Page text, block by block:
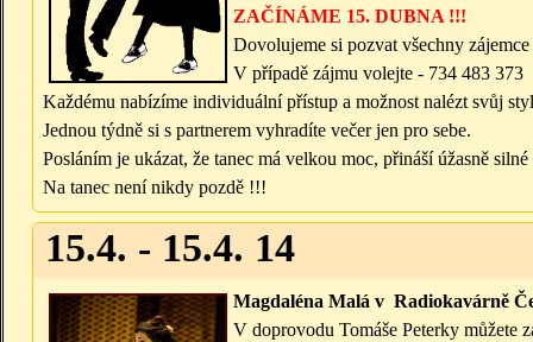
ZAČÍNÁME 15. DUBNA !!!
Dovolujeme si pozvat všechny
V případě zájmu volejte - 734 483 373
Každému nabízíme individuální přístup a možnost nalézt svůj
Jednou týdně si s partnerem vyhradíte večer jen pro sebe.
Posláním je ukázat, že tanec má velkou moc, přináší úžasně
Na tanec není nikdy pozdě !!!
15.4. - 15.4. 14
Magdaléna Malá v Radiokavárně
V doprovodu Tomáše Peterky můžete